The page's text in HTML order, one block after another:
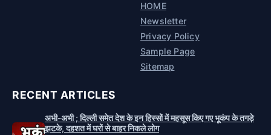
HOME
Newsletter
Privacy Policy
Sample Page
Sitemap
RECENT ARTICLES
अभी-अभी ; दिल्ली समेत देश के इन हिस्सों में महसूस किए गए भूकंप के तगड़े
झटके, दहशत में घरों से बाहर निकले लोग